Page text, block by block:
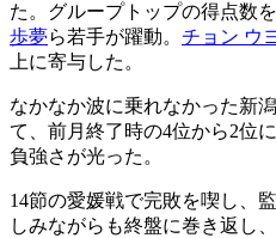
た。グループトップの得点数
歩夢ら若手が躍動。 チョン ウ
上に寄与した。
なかなか波に乗れなかった新
て、前月終了時の4位から2位
負強さが光った。
14節の愛媛戦で完敗を喫し、
しみながらも終盤に巻き返し